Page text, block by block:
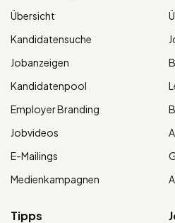
Übersicht
Kandidatensuche
Jobanzeigen
Kandidatenpool
Employer Branding
Jobvideos
E-Mailings
Medienkampagnen
Tipps